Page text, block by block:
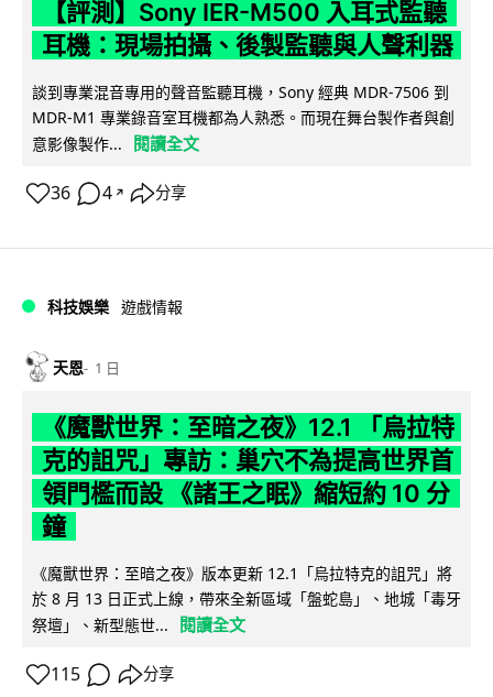
【評測】Sony IER-M500 入耳式監聽
耳機：現場拍攝、後製監聽與人聲利器
談到專業混音專用的聲音監聽耳機，Sony 經典 MDR-7506 到
MDR-M1 專業錄音室耳機都為人熟悉。而現在舞台製作者與創
意影像製作...
閱讀全文
36 4 ↗ 分享
科技娛樂 遊戲情報
天恩 1 日
《魔獸世界：至暗之夜》12.1 「烏拉特
克的詛咒」專訪：巢穴不為提高世界首
領門檻而設 《諸王之眠》縮短約 10 分
鐘
《魔獸世界：至暗之夜》版本更新 12.1「烏拉特克的詛咒」將
於 8 月 13 日正式上線，帶來全新區域「盤蛇島」、地城「毒牙
祭壇」、新型態世...
閱讀全文
115 分享